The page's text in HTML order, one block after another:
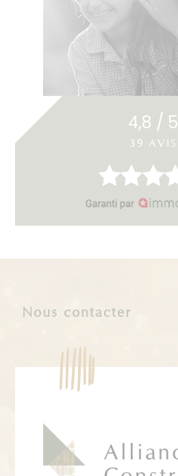
4,8 / 5
39 AVIS
Nous contacter